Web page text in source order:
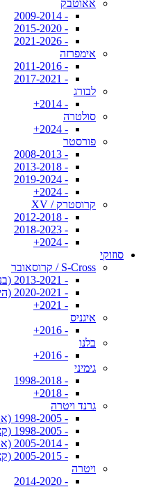
אאוטבק
- 2009-2014
- 2015-2020
- 2021-2026
אימפרזה
- 2011-2016
- 2017-2021
לבורג
- 2014+
סולטרה
- 2024+
פורסטר
- 2008-2013
- 2013-2018
- 2019-2024
- 2024+
קרוסטרק / XV
- 2012-2018
- 2018-2023
- 2024+
סוזוקי
S-Cross / קרוסאובר
- 2013-2021 (בנזין)
- 2020-2021 (הייבריד)
- 2021+
איגניס
- 2016+
בלנו
- 2016+
גימיני
- 1998-2018
- 2018+
גרנד ויטרה
- 1998-2005 (ארוך)
- 1998-2005 (קצר)
- 2005-2014 (ארוך)
- 2005-2015 (קצר)
ויטרה
- 2014-2020